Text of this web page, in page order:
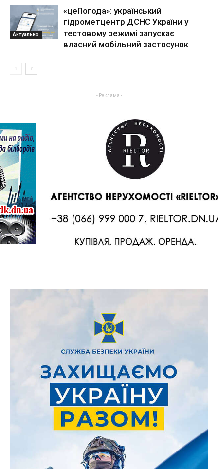
Актуально
«цеПогода»: український
гідрометцентр ДСНС України у
тестовому режимі запускає
власний мобільний застосунок
- Реклама -